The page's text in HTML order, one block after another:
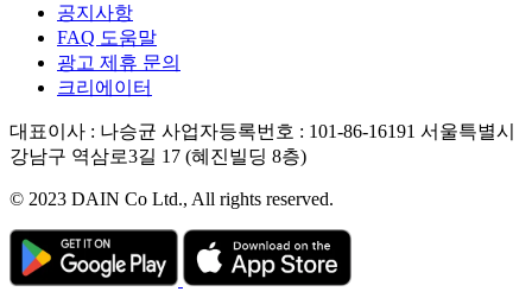
공지사항
FAQ 도움말
광고 제휴 문의
크리에이터
대표이사 : 나승균 사업자등록번호 : 101-86-16191 서울특별시
강남구 역삼로3길 17 (혜진빌딩 8층)
© 2023 DAIN Co Ltd., All rights reserved.